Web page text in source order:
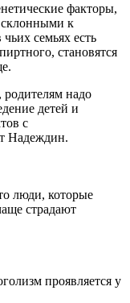
факторы,
склонными к
семьях есть
становятся
родителям надо
детей и
с
Надеждин.
люди, которые
страдают
проявляется у